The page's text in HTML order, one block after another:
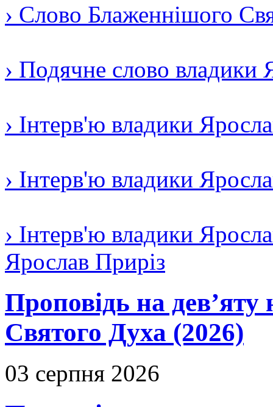
› Слово Блаженнішого
› Подячне слово владики
› Інтерв'ю владики
› Інтерв'ю владики
› Інтерв'ю владики
Ярослав Приріз
Проповідь на дев’яту
Святого Духа (2026)
03 серпня 2026